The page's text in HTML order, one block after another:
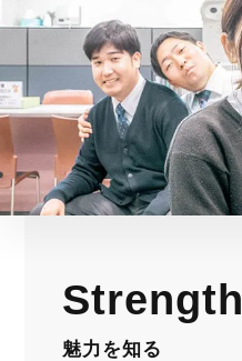
Strength
魅力を知る